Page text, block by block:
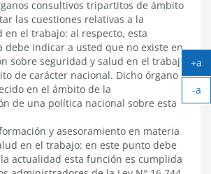
consultivos tripartitos de ámbito
las cuestiones relativas a la
en el trabajo: al respecto, esta
debe indicar a usted que no existe en
sobre seguridad y salud en el trabajo
de carácter nacional. Dicho órgano
en el ámbito de la
de una política nacional sobre esta
y asesoramiento en materia
en el trabajo: en este punto debe
actualidad esta función es cumplida
+a
-a